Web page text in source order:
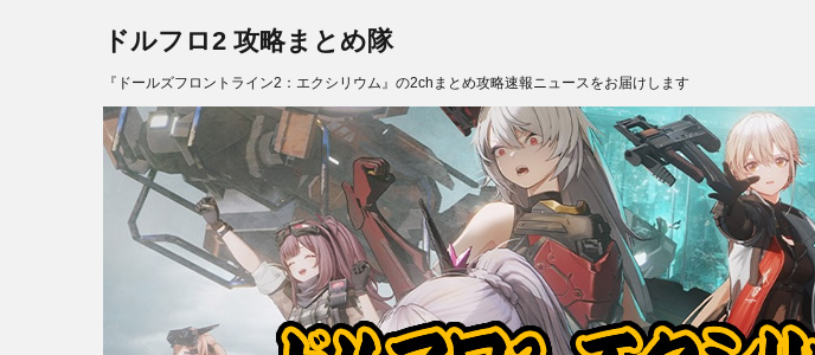
ドルフロ2 攻略まとめ隊
『ドールズフロントライン2：エクシリウム』の2chまとめ攻略速報ニュースをお届けします